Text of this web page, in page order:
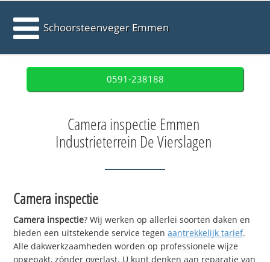
Schoorsteenveger Emmen
0591-238188
Camera inspectie Emmen
Industrieterrein De Vierslagen
Camera inspectie
Camera inspectie? Wij werken op allerlei soorten daken en
bieden een uitstekende service tegenaantrekkelijk tarief.
Alle dakwerkzaamheden worden op professionele wijze
opgepakt, zónder overlast. U kunt denken aan reparatie van